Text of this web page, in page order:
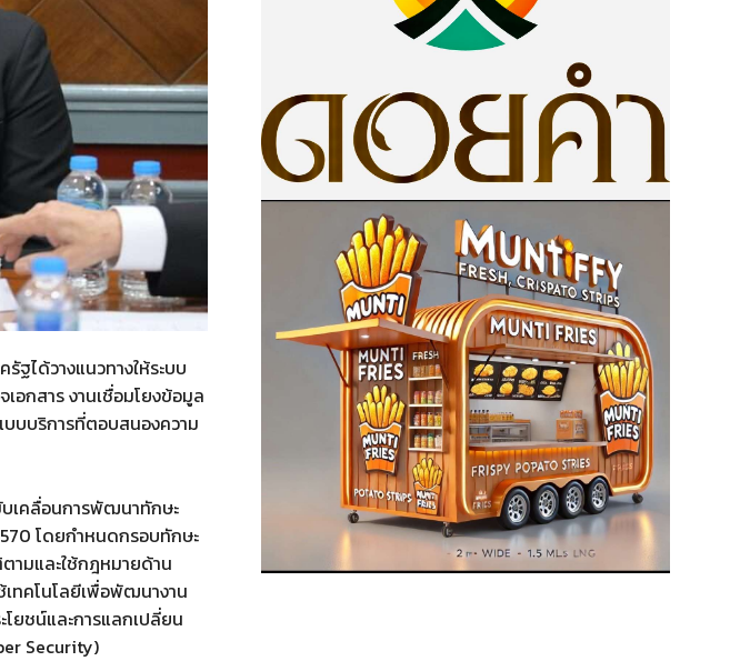
ได้วางแนวทางให้ระบบ
อกสาร งานเชื่อมโยงข้อมูล
บบบริการที่ตอบสนองความ
บเคลื่อนการพัฒนาทักษะ
โดยกำหนดกรอบทักษะ
ามและใช้กฎหมายด้าน
ทคโนโลยีเพื่อพัฒนางาน
ยชน์และการแลกเปลี่ยน
Security)